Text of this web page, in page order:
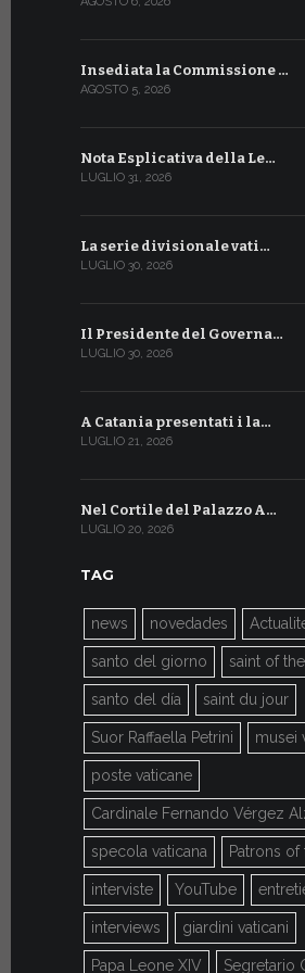
Insediata la Commissione …
AGOSTO 5, 2026
Nota Esplicativa della Le…
LUGLIO 31, 2026
La serie divisionale vati…
LUGLIO 30, 2026
Il Presidente del Governa…
LUGLIO 30, 2026
A Catania presentati i la…
LUGLIO 21, 2026
Nel Cortile del Palazzo A…
LUGLIO 20, 2026
TAG
news novedades
santo del giorno saint of
santo del día saint du jour
Suor Raffaella Petrini musei
poste vaticane
Cardinale Fernando Vérgez
specola vaticana Patrons of
interviste YouTube
interviews giardini vaticani
Papa Leone XIV Segretario